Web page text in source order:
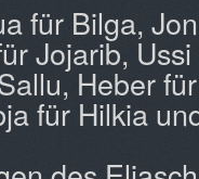
für Bilga,
Jojarib,
Heber
für Hilkia